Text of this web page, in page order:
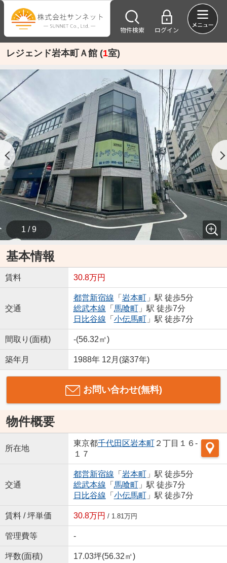
物件検索 ログイン
レジェンド岩本町Ａ館 (1室)
1 / 9
基本情報
賃料 30.8万円
交通
都営新宿線 「 岩本町」駅 徒歩5分
総武本線 「 馬喰町」駅 徒歩7分
日比谷線 「 小伝馬町」駅 徒歩7分
間取り(面積) -(56.32㎡)
築年月 1988年 12月(築37年)
お問い合わせ(無料)
物件概要
所在地
東京都千代田区岩本町２丁目１６-
１７
交通
都営新宿線 「 岩本町」駅 徒歩5分
総武本線 「 馬喰町」駅 徒歩7分
日比谷線 「 小伝馬町」駅 徒歩7分
賃料 / 坪単価 30.8万円 / 1.81万円
管理費等 -
坪数(面積) 17.03坪(56.32㎡)